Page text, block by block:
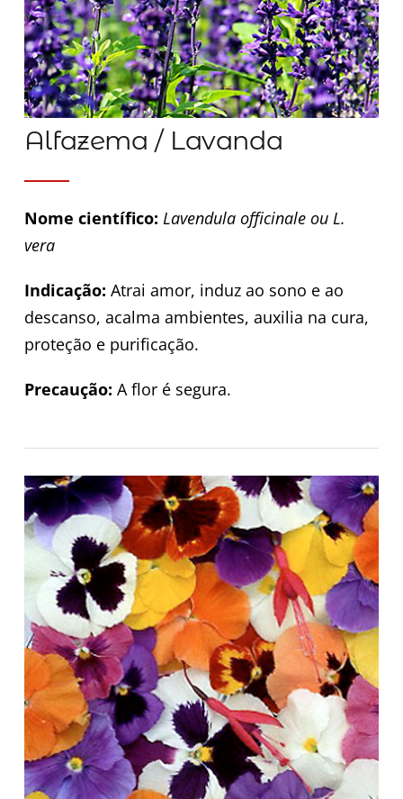
Alfazema / Lavanda
Nome científico: Lavendula officinale ou L.
vera
Indicação: Atrai amor, induz ao sono e ao
descanso, acalma ambientes, auxilia na cura,
proteção e purificação.
Precaução: A flor é segura.